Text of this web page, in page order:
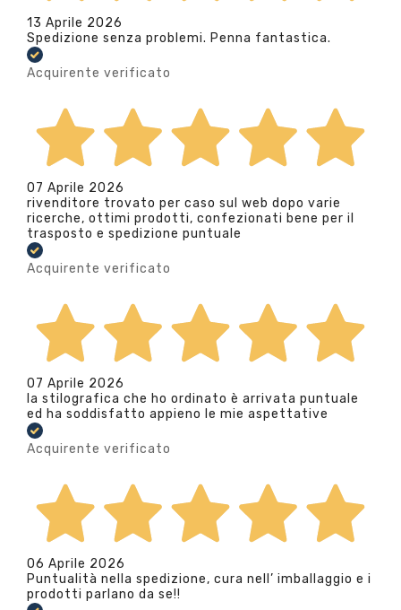
13 Aprile 2026
Spedizione senza problemi. Penna fantastica.
Acquirente verificato
07 Aprile 2026
rivenditore trovato per caso sul web dopo varie
ricerche, ottimi prodotti, confezionati bene per il
trasposto e spedizione puntuale
Acquirente verificato
07 Aprile 2026
la stilografica che ho ordinato è arrivata puntuale
ed ha soddisfatto appieno le mie aspettative
Acquirente verificato
06 Aprile 2026
Puntualità nella spedizione, cura nell’ imballaggio e i
prodotti parlano da se!!